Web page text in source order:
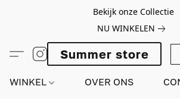
Bekijk onze Collectie
NU WINKELEN
Summer store
WINKEL OVER ONS